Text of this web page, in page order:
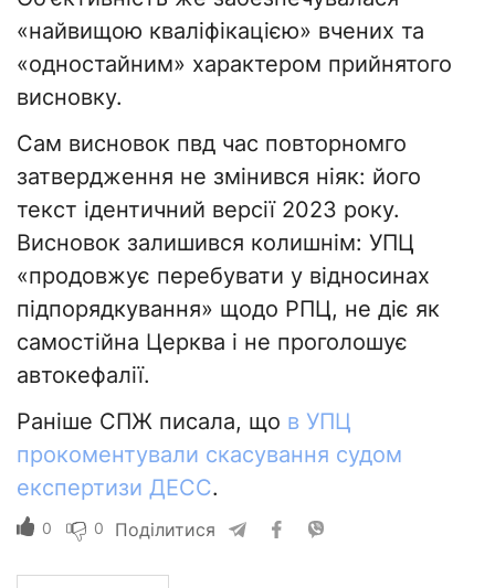
«найвищою кваліфікацією» вчених та
«одностайним» характером прийнятого
висновку.
Сам висновок пвд час повторномго
затвердження не змінився ніяк: його
текст ідентичний версії 2023 року.
Висновок залишився колишнім: УПЦ
«продовжує перебувати у відносинах
підпорядкування» щодо РПЦ, не діє як
самостійна Церква і не проголошує
автокефалії.
Раніше СПЖ писала, що в УПЦ
прокоментували скасування судом
експертизи ДЕСС.
0 0 Поділитися